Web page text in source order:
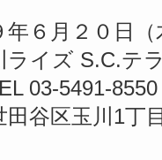
６月２０日（
イズ S.C.テ
03-5491-8550
谷区玉川1丁